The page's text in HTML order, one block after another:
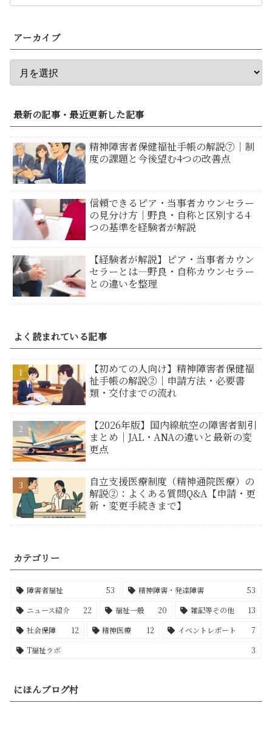
アーカイブ
最新の記事・最近更新した記事
精神障害者保健福祉手帳の解説⑦｜制
度の課題と今後望む4つの改善点
信頼できるピア・当事者カウンセラー
の見分け方｜野良・自称と区別する4
つの基準を経験者が解説
【経験者が解説】ピア・当事者カウン
セラーとは―野良・自称カウンセラー
との違いを整理
よく読まれている記事
【初めての人向け】精神障害者保健福
祉手帳の解説②｜申請方法・必要書
類・交付までの流れ
【2026年版】国内線航空の障害者割引
まとめ｜JAL・ANAの違いと最新の変
更点
自立支援医療制度（精神通院医療）の
解説②：よくある質問Q&A【申請・更
新・変更手続きまで】
カテゴリー
障害者福祉 53 精神障害・発達障害
53
ニュース紹介
22 福祉一般 20 雑記等その他
13
社会保障
12 精神医療 12 イベントレポート
7
T福祉ラボ
3
にほんブログ村